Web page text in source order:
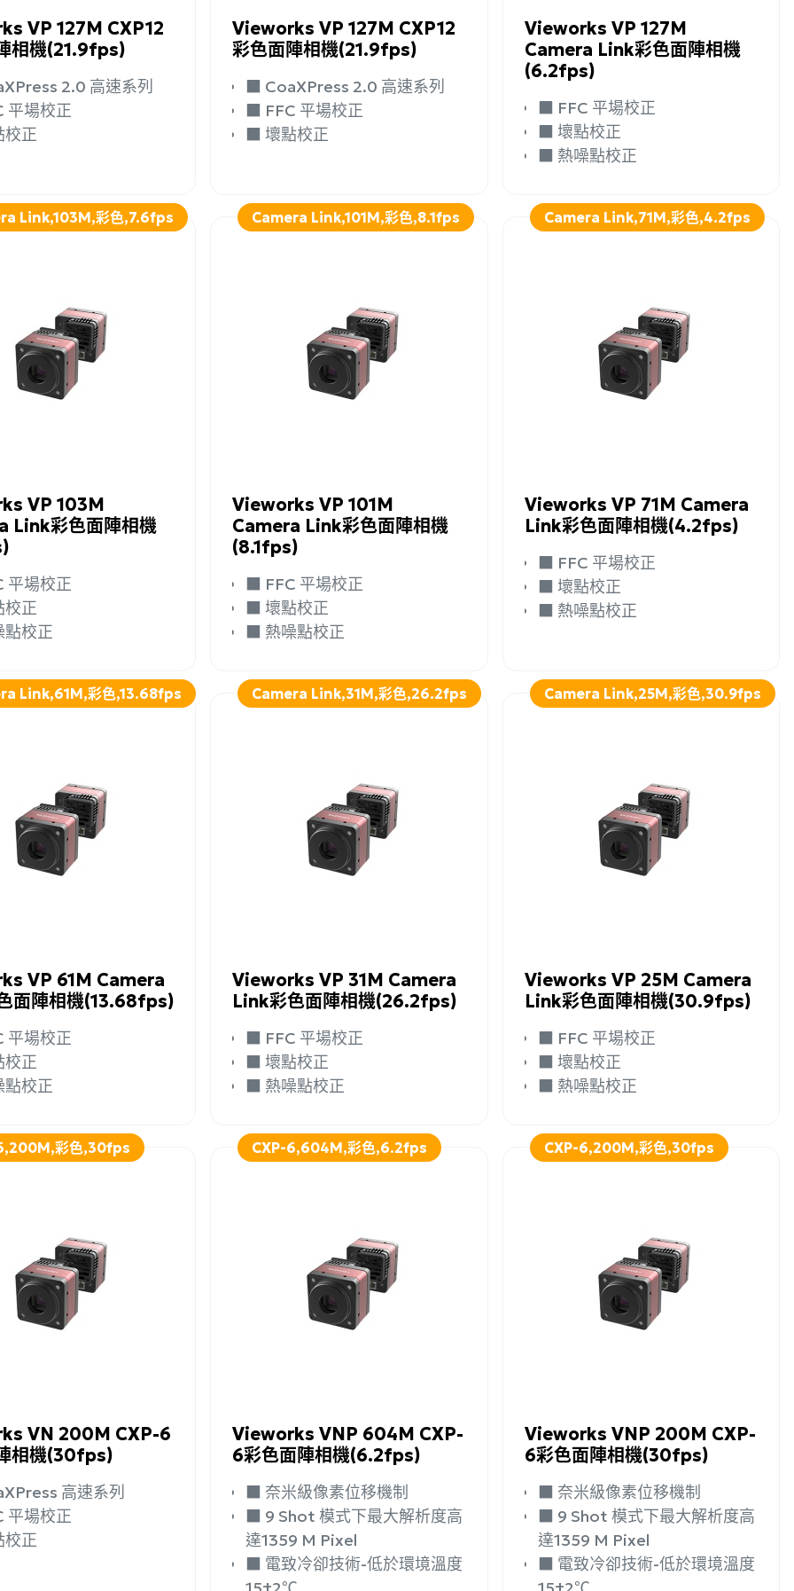
VP 127M CXP12
相機(21.9fps)
2.0 高速系列
平場校正
校正
Vieworks VP 127M CXP12
彩色面陣相機(21.9fps)
■ CoaXPress 2.0 高速系列
■ FFC 平場校正
■ 壞點校正
Vieworks VP 127M
Camera Link彩色面陣相機
(6.2fps)
■ FFC 平場校正
■ 壞點校正
■ 熱噪點校正
Link,103M,彩色,7.6fps
VP 103M
Link彩色面陣相機
平場校正
校正
點校正
Camera Link,101M,彩色,8.1fps
Vieworks VP 101M
Camera Link彩色面陣相機
(8.1fps)
■ FFC 平場校正
■ 壞點校正
■ 熱噪點校正
Camera Link,71M,彩色,4.2fps
Vieworks VP 71M Camera
Link彩色面陣相機(4.2fps)
■ FFC 平場校正
■ 壞點校正
■ 熱噪點校正
Link,61M,彩色,13.68fps
VP 61M Camera
面陣相機(13.68fps)
平場校正
校正
點校正
Camera Link,31M,彩色,26.2fps
Vieworks VP 31M Camera
Link彩色面陣相機(26.2fps)
■ FFC 平場校正
■ 壞點校正
■ 熱噪點校正
Camera Link,25M,彩色,30.9fps
Vieworks VP 25M Camera
Link彩色面陣相機(30.9fps)
■ FFC 平場校正
■ 壞點校正
■ 熱噪點校正
彩色,30fps
VN 200M CXP-6
相機(30fps)
高速系列
平場校正
校正
CXP-6,604M,彩色,6.2fps
Vieworks VNP 604M CXP-
6彩色面陣相機(6.2fps)
■ 奈米級像素位移機制
■ 9 Shot 模式下最大解析度高
達1359 M Pixel
■ 電致冷卻技術-低於環境溫度
CXP-6,200M,彩色,30fps
Vieworks VNP 200M CXP-
6彩色面陣相機(30fps)
■ 奈米級像素位移機制
■ 9 Shot 模式下最大解析度高
達1359 M Pixel
■ 電致冷卻技術-低於環境溫度